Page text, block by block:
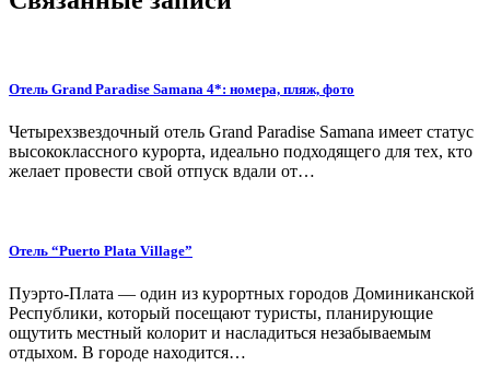
Отель Grand Paradise Samana 4*: номера, пляж, фото
Четырехзвездочный отель Grand Paradise Samana имеет статус
высококлассного курорта, идеально подходящего для тех, кто
желает провести свой отпуск вдали от…
Отель “Puerto Plata Village”
Пуэрто-Плата — один из курортных городов Доминиканской
Республики, который посещают туристы, планирующие
ощутить местный колорит и насладиться незабываемым
отдыхом. В городе находится…